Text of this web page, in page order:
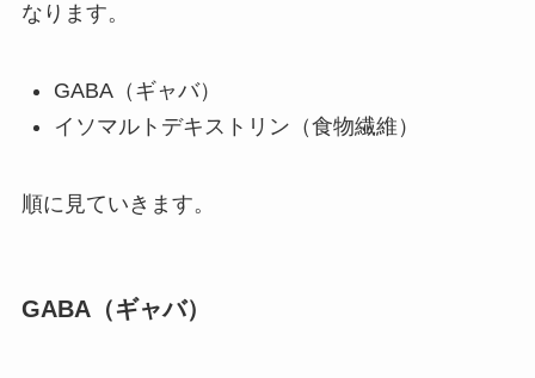
なります。
GABA（ギャバ）
イソマルトデキストリン（食物繊維）
順に見ていきます。
GABA（ギャバ）